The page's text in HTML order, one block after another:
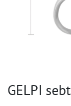
GELPI